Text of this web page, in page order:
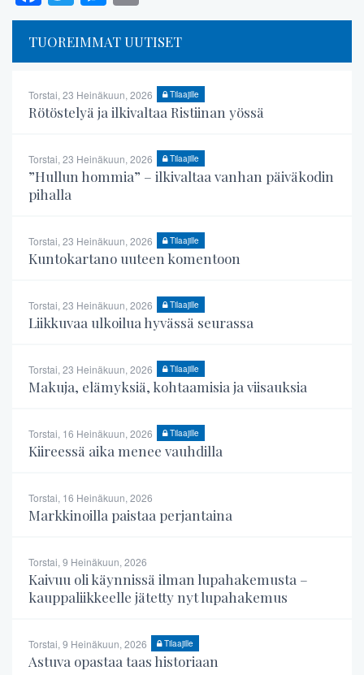
TUOREIMMAT UUTISET
Torstai, 23 Heinäkuun, 2026 Tilaajille
Rötöstelyä ja ilkivaltaa Ristiinan yössä
Torstai, 23 Heinäkuun, 2026 Tilaajille
”Hullun hommia” – ilkivaltaa vanhan päiväkodin
pihalla
Torstai, 23 Heinäkuun, 2026 Tilaajille
Kuntokartano uuteen komentoon
Torstai, 23 Heinäkuun, 2026 Tilaajille
Liikkuvaa ulkoilua hyvässä seurassa
Torstai, 23 Heinäkuun, 2026 Tilaajille
Makuja, elämyksiä, kohtaamisia ja viisauksia
Torstai, 16 Heinäkuun, 2026 Tilaajille
Kiireessä aika menee vauhdilla
Torstai, 16 Heinäkuun, 2026
Markkinoilla paistaa perjantaina
Torstai, 9 Heinäkuun, 2026
Kaivuu oli käynnissä ilman lupahakemusta –
kauppaliikkeelle jätetty nyt lupahakemus
Torstai, 9 Heinäkuun, 2026 Tilaajille
Astuva opastaa taas historiaan